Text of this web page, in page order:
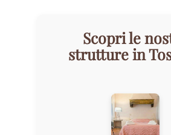
Scopri le
strutture in